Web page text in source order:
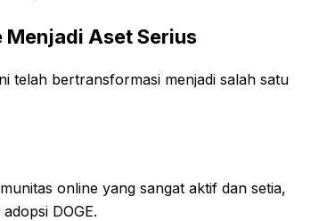
Aset Serius
telah bertransformasi menjadi salah satu
online yang sangat aktif dan setia,
DOGE.